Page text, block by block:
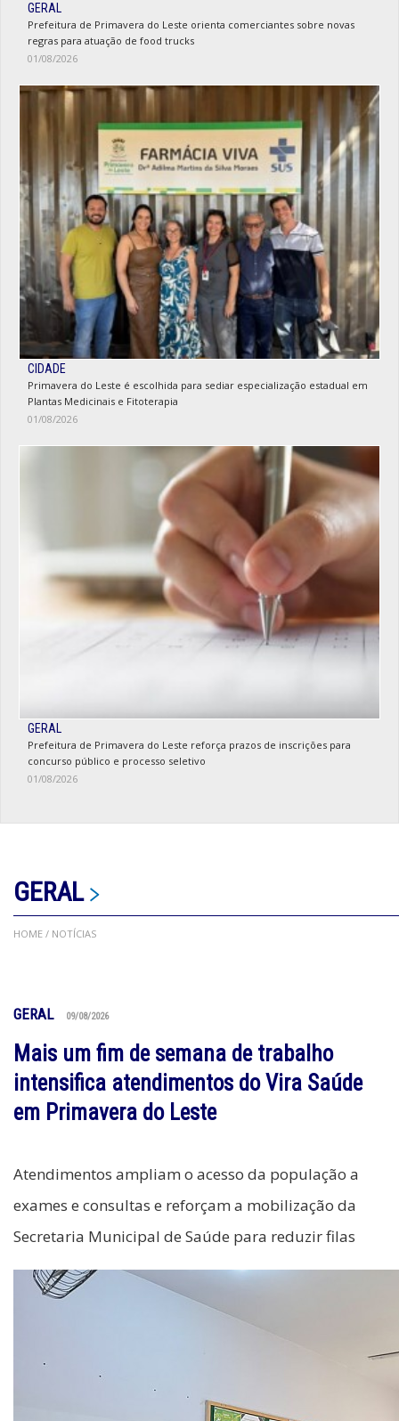
GERAL
Prefeitura de Primavera do Leste orienta comerciantes sobre novas
regras para atuação de food trucks
01/08/2026
CIDADE
Primavera do Leste é escolhida para sediar especialização estadual em
Plantas Medicinais e Fitoterapia
01/08/2026
GERAL
Prefeitura de Primavera do Leste reforça prazos de inscrições para
concurso público e processo seletivo
01/08/2026
GERAL
HOME / NOTÍCIAS
GERAL 09/08/2026
Mais um fim de semana de trabalho
intensifica atendimentos do Vira Saúde
em Primavera do Leste
Atendimentos ampliam o acesso da população a
exames e consultas e reforçam a mobilização da
Secretaria Municipal de Saúde para reduzir filas